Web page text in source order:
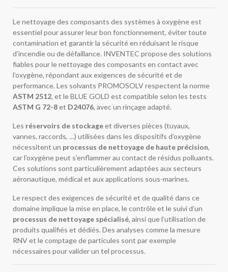
Le nettoyage des composants des systèmes à oxygène est
essentiel pour assurer leur bon fonctionnement, éviter toute
contamination et garantir la sécurité en réduisant le risque
d’incendie ou de défaillance. INVENTEC propose des solutions
fiables pour le nettoyage des composants en contact avec
l’oxygène, répondant aux exigences de sécurité et de
performance. Les solvants PROMOSOLV respectent la norme
ASTM 2512, et le BLUE GOLD est compatible selon les tests
ASTM G 72-8et D24076, avec un rinçage adapté.
Les réservoirs de stockageet diverses pièces (tuyaux,
vannes, raccords, …) utilisées dans les dispositifs d’oxygène
nécessitent un processus de nettoyage de haute précision,
car l’oxygène peut s’enflammer au contact de résidus polluants.
Ces solutions sont particulièrement adaptées aux secteurs
aéronautique, médical et aux applications sous-marines.
Le respect des exigences de sécurité et de qualité dans ce
domaine implique la mise en place, le contrôle et le suivi d’un
processus de nettoyage spécialisé, ainsi que l’utilisation de
produits qualifiés et dédiés. Des analyses comme la mesure
RNV et le comptage de particules sont par exemple
nécessaires pour valider un tel processus.